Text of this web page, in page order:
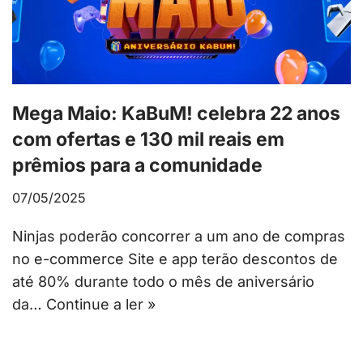
Mega Maio: KaBuM! celebra 22 anos
com ofertas e 130 mil reais em
prêmios para a comunidade
07/05/2025
Ninjas poderão concorrer a um ano de compras
no e-commerce Site e app terão descontos de
até 80% durante todo o mês de aniversário
da… Continue a ler »